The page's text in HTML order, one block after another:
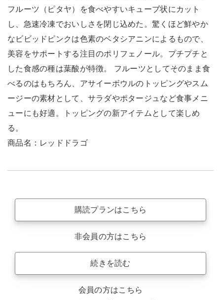
フルーツ（ピタヤ）を食べやすいキューブ状にカット
し、急速冷凍でおいしさを閉じ込めた。驚くほど鮮やか
なビビッドピンクは色素のベタシアニンによるもので、
美容をサポートする注目のポリフェノール。プチプチと
した食感の種は葉酸が特徴。 フルーツとしてそのまま食
べるのはもちろん、アサイーボウルのトッピングやスム
ージーの素材として、サラダやポタージュなど食事メニ
ューにも好適。トッピングの新アイテムとして楽しめ
る。
商品名：レッドドラゴ
購読プランはこちら
非会員の方はこちら
続きを読む
会員の方はこちら